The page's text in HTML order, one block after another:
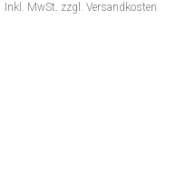
Inkl. MwSt. zzgl. Versandkosten